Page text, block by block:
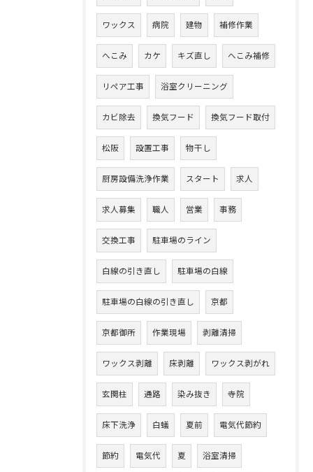
ワックス 病院 建物 補修作業
へこみ カケ キズ直し へこみ補修
リペア工事 浴室クリーニング
カビ除去 換気フード 換気フード取付
松阪 設置工事 物干し
厨房設備洗浄作業 スタート 求人
求人募集 職人 営業 事務
交換工事 駐車場のライン
白線の引き直し 駐車場の白線
駐車場の白線の引き直し 京都
京都御所 作業現場 剥離清掃
ワックス剥離 床剥離 ワックス剥がれ
玄関柱 通路 染み抜き 寺院
床下洗浄 白蟻 夏前 電気代節約
節約 電気代 夏 浴室清掃